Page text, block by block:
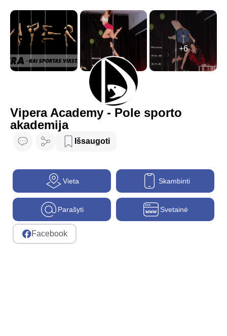
+6
Vipera Academy - Pole sporto
akademija
Išsaugoti
Vieta Skambinti
Parašyti Svetainė
Facebook